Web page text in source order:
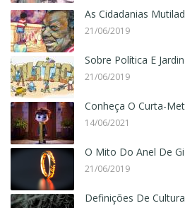
As Cidadanias
21/06/2019
Sobre Política E
21/06/2019
Conheça O Curta-
14/06/2021
O Mito Do Anel De
21/06/2019
Definições De